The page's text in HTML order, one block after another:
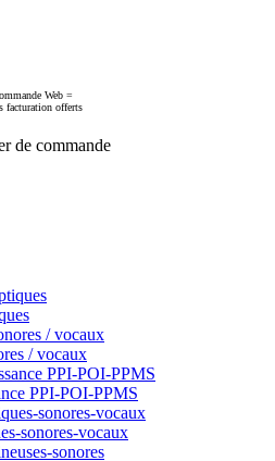
Web =
facturation offerts
de commande
/ vocaux
PPI-POI-PPMS
sonores-vocaux